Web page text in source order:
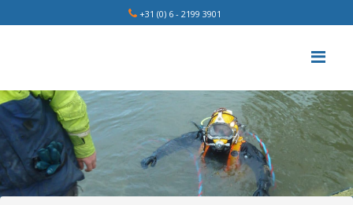
+31 (0) 6 - 2199 3901